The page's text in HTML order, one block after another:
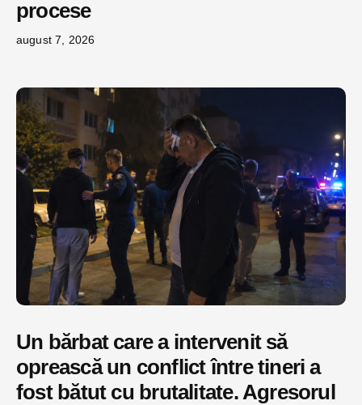
procese
august 7, 2026
Un bărbat care a intervenit să
oprească un conflict între tineri a
fost bătut cu brutalitate. Agresorul